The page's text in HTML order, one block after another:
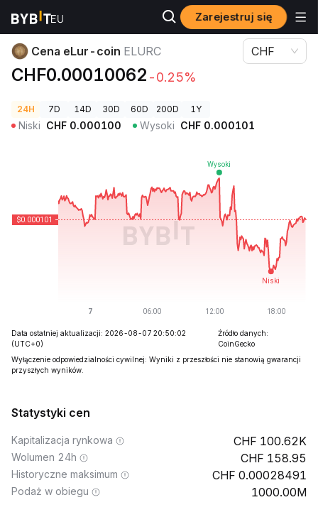
Zarejestruj się
Ceny kryptowalut Cena eLur-coin ELURC
Cena eLur-coin ELURC
CHF0.00010062 -0.25%
CHF
24H 7D 14D 30D 60D 200D 1Y
Niski CHF 0.000100 Wysoki CHF 0.000101
Data ostatniej aktualizacji: 2026-08-07 20:50:02
(UTC+0)
Źródło danych:
CoinGecko
Wyłączenie odpowiedzialności cywilnej: Wyniki z przeszłości nie stanowią gwarancji
przyszłych wyników.
Statystyki cen
Kapitalizacja rynkowa 100.62K
Wolumen 24h 158.95
Historyczne maksimum 0.00028491
Podaż w obiegu 1000.00M